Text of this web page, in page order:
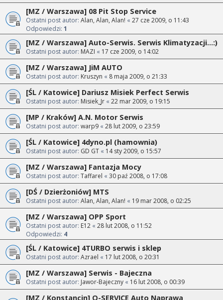
[MZ / Warszawa] 08 Pit Stop Service
Ostatni post autor: Alan, Alan, Alan! « 27 cze 2009, o 11:43
Odpowiedzi: 1
[MZ / Warszawa] Auto-Serwis. Serwis Klimatyzacji...:)
Ostatni post autor: MAZI « 17 cze 2009, o 14:02
[MZ / Warszawa] JiM AUTO
Ostatni post autor: Kruszyn « 8 maja 2009, o 21:33
[ŚL / Katowice] Dariusz Misiek Perfect Serwis
Ostatni post autor: Misiek_Jr « 22 mar 2009, o 19:15
[MP / Kraków] A.N. Motor Serwis
Ostatni post autor: warp9 « 28 lut 2009, o 23:59
[ŚL / Katowice] 4dyno.pl (hamownia)
Ostatni post autor: GD GT « 14 sty 2009, o 15:57
[MZ / Warszawa] Fantazja Mocy
Ostatni post autor: Taffarel « 30 paź 2008, o 17:08
[DŚ / Dzierżoniów] MTS
Ostatni post autor: Alan, Alan, Alan! « 19 mar 2008, o 02:25
[MZ / Warszawa] OPP Sport
Ostatni post autor: E12 « 28 lut 2008, o 11:52
Odpowiedzi: 4
[ŚL / Katowice] 4TURBO serwis i sklep
Ostatni post autor: Azrael « 17 lut 2008, o 20:31
[MZ / Warszawa] Serwis - Bajeczna
Ostatni post autor: Jawor-Bajeczny « 16 lut 2008, o 00:39
[MZ / Konstancin] Q-SERVICE Auto Naprawa